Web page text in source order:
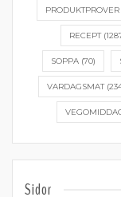
PRODUKTPROVER
RECEPT
SOPPA(70)
VARDAGSMAT
Sidor